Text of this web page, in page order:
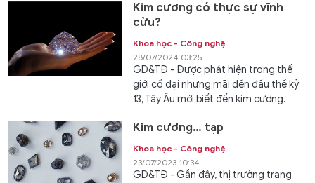
Kim cương có thực sự vĩnh
cửu?
Khoa học - Công nghệ
28/07/2024 03:25
GD&TĐ - Được phát hiện trong thế
giới cổ đại nhưng mãi đến đầu thế kỷ
13, Tây Âu mới biết đến kim cương.
Kim cương… tạp
Khoa học - Công nghệ
23/07/2023 10:34
GD&TĐ - Gần đây, thị trường trang